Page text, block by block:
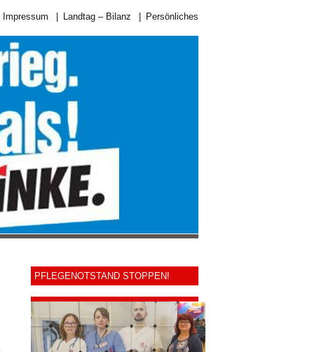
Impressum Landtag – Bilanz Persönliches
PFLEGENOTSTAND STOPPEN!